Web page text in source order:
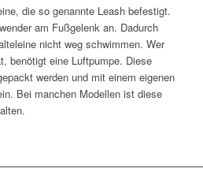
die so genannte Leash befestigt.
am Fußgelenk an. Dadurch
nicht weg schwimmen. Wer
benötigt eine Luftpumpe. Diese
werden und mit einem eigenen
Bei manchen Modellen ist diese